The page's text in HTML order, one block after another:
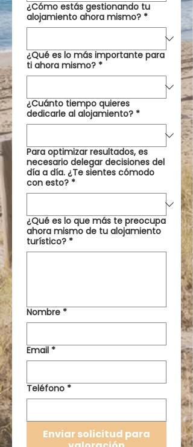
¿Cómo estás gestionando tu
alojamiento ahora mismo? *
¿Qué es lo más importante para
ti ahora mismo? *
¿Cuánto tiempo quieres
dedicarle al alojamiento? *
Para optimizar resultados, es
necesario delegar decisiones del
día a día. ¿Te sientes cómodo
con esto? *
¿Qué es lo que más te preocupa
ahora mismo de tu alojamiento
turístico? *
Nombre *
Email *
Teléfono *
Enviar solicitud para